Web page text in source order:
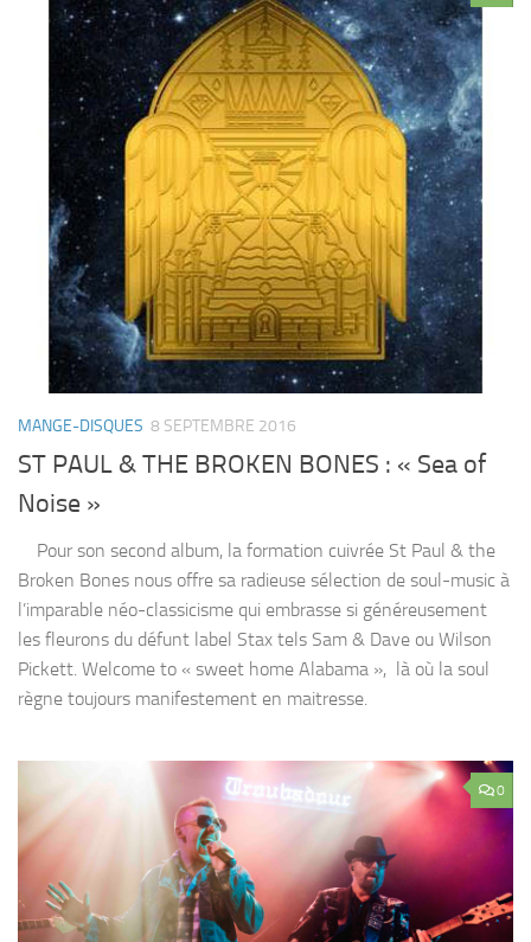
MANGE-DISQUES 8 SEPTEMBRE 2016
ST PAUL & THE BROKEN BONES : « Sea of
Noise »
Pour son second album, la formation cuivrée St Paul & the
Broken Bones nous offre sa radieuse sélection de soul-music à
l’imparable néo-classicisme qui embrasse si généreusement
les fleurons du défunt label Stax tels Sam & Dave ou Wilson
Pickett. Welcome to « sweet home Alabama », là où la soul
règne toujours manifestement en maitresse.
0